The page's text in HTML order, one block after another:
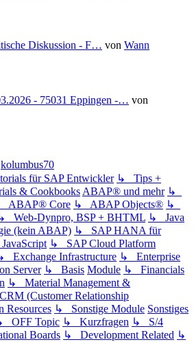
Diskussion - F… von Wann
- 75031 Eppingen -… von
kolumbus70
für SAP Entwickler ↳ Tips +
& CookbooksABAP® und mehr ↳
ABAP® Core ↳ ABAP Objects® ↳
Web-Dynpro, BSP + BHTML ↳ Java
(kein ABAP) ↳ SAP HANA für
↳ SAP Cloud Platform
Exchange Infrastructure ↳ Enterprise
Server ↳ Basis Module ↳ Financials
↳ Material Management &
(Customer Relationship
↳ Sonstige Module Sonstiges
OFF Topic ↳ Kurzfragen ↳ S/4
Boards ↳ Development Related ↳